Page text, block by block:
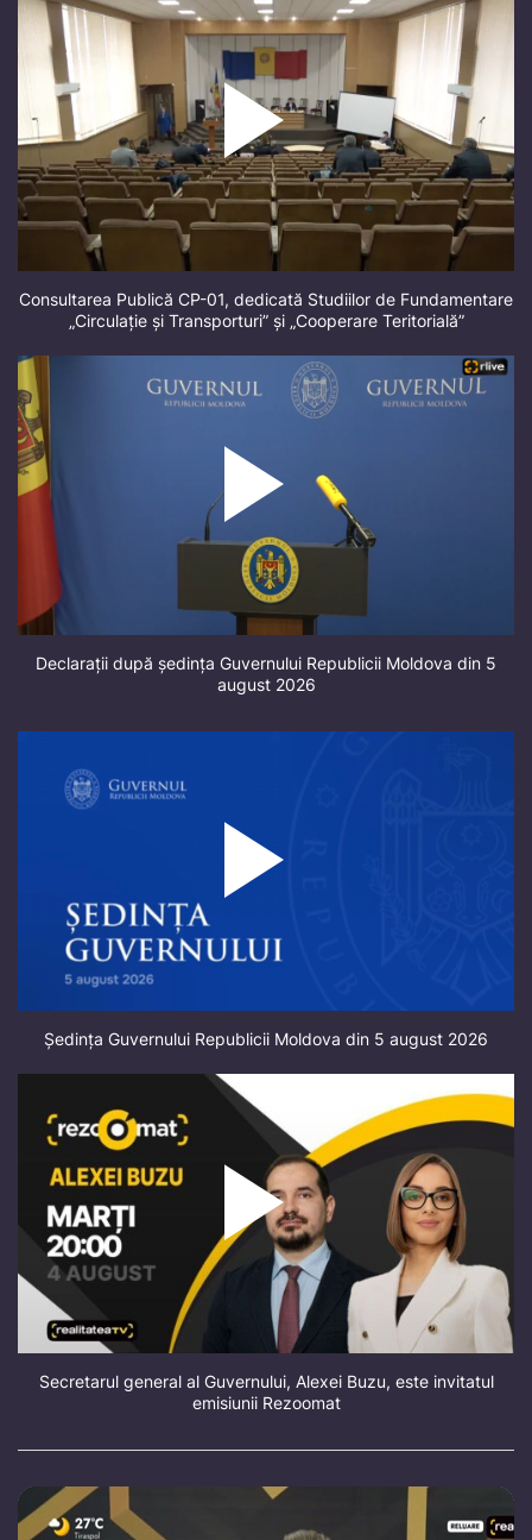
Consultarea Publică CP-01, dedicată Studiilor de Fundamentare
„Circulație și Transporturi” și „Cooperare Teritorială”
Declarații după ședința Guvernului Republicii Moldova din 5
august 2026
Ședința Guvernului Republicii Moldova din 5 august 2026
Secretarul general al Guvernului, Alexei Buzu, este invitatul
emisiunii Rezoomat